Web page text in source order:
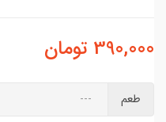
390,000 تومان
طعم